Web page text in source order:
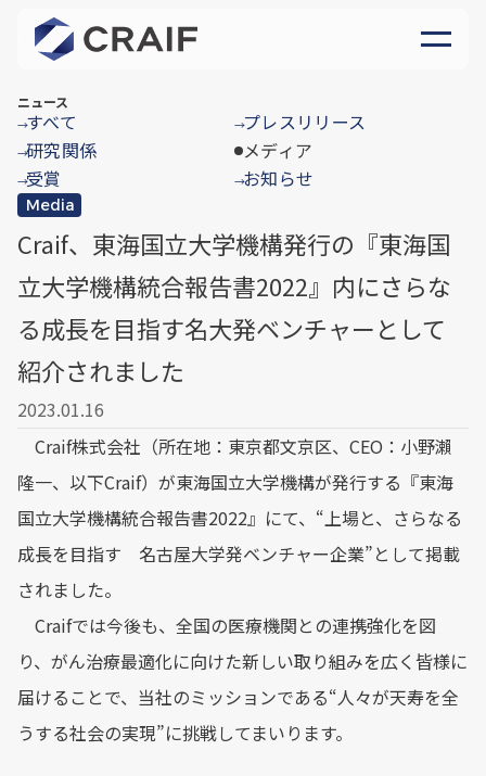
ニュース
→すべて →プレスリリース
→研究関係 メディア
→受賞 →お知らせ
Media
Craif、東海国立大学機構発行の『東海国
立大学機構統合報告書2022』内にさらな
る成長を目指す名大発ベンチャーとして
紹介されました
2023.01.16
Craif株式会社（所在地：東京都文京区、CEO：小野瀨
隆一、以下Craif）が東海国立大学機構が発行する『東海
国立大学機構統合報告書2022』にて、“上場と、さらなる
成長を目指す 名古屋大学発ベンチャー企業”として掲載
されました。
Craifでは今後も、全国の医療機関との連携強化を図
り、がん治療最適化に向けた新しい取り組みを広く皆様に
届けることで、当社のミッションである“人々が天寿を全
うする社会の実現”に挑戦してまいります。